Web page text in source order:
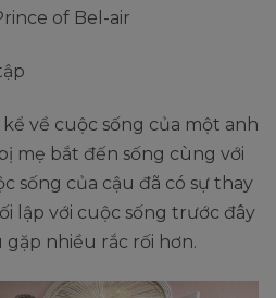
of Bel-air
kể về cuộc sống của một anh
mẹ bắt đến sống cùng với
sống của cậu đã có sự thay
lập với cuộc sống trước đây
nhiều rắc rối hơn.